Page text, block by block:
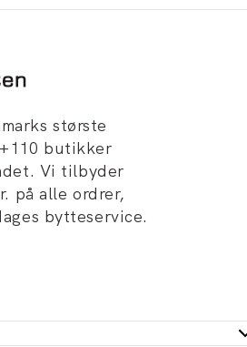
største
butikker
Vi tilbyder
på alle ordrer,
bytteservice.